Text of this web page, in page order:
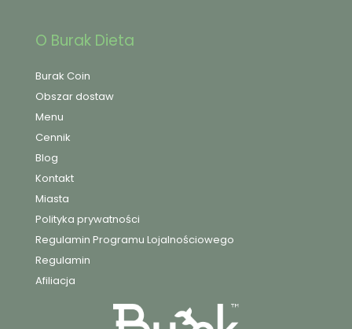
O Burak Dieta
Burak Coin
Obszar dostaw
Menu
Cennik
Blog
Kontakt
Miasta
Polityka prywatności
Regulamin Programu Lojalnościowego
Regulamin
Afiliacja